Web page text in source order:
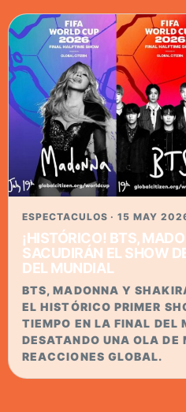
ESPECTACULOS · 15 MAY
¡HISTÓRICO! BTS,
SACUDIRÁN EL SHOW
DEL MUNDIAL
BTS, MADONNA Y
EL HISTÓRICO PRIMER
TIEMPO EN LA FINAL DEL
DESATANDO UNA OLA DE
REACCIONES GLOBAL.